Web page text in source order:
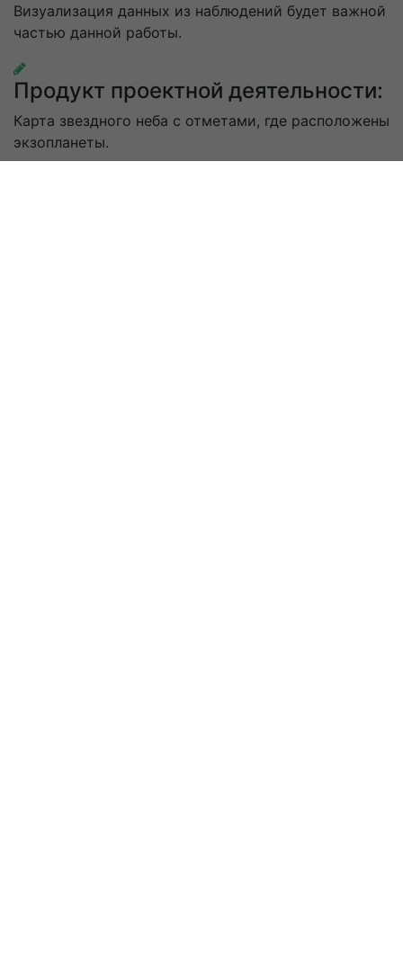
Визуализация данных из наблюдений будет важной
частью данной работы.
Продукт проектной деятельности:
Карта звездного неба с отметами, где расположены
экзопланеты.